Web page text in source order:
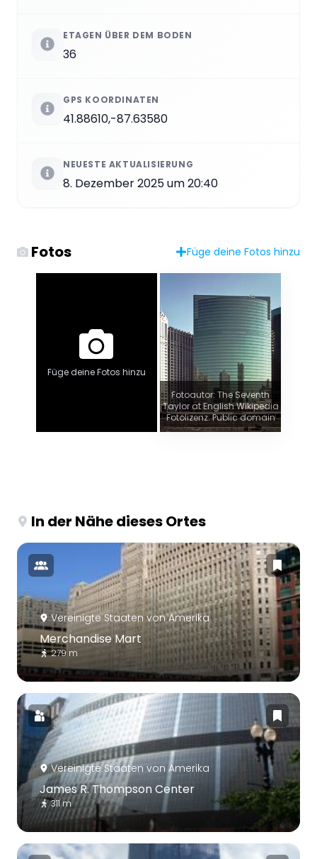
ETAGEN ÜBER DEM BODEN
36
GPS KOORDINATEN
41.88610,-87.63580
NEUESTE AKTUALISIERUNG
8. Dezember 2025 um 20:40
Fotos Füge deine Fotos hinzu
Füge deine Fotos hinzu
Fotoautor: The Seventh
Taylor at English Wikipedia
Fotolizenz: Public domain
In der Nähe dieses Ortes
Vereinigte Staaten von Amerika
Merchandise Mart
279 m
Vereinigte Staaten von Amerika
James R. Thompson Center
311 m